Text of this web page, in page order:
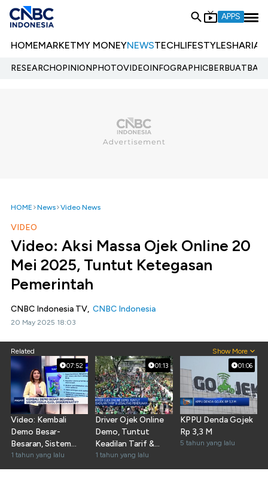
APPS
HOMEMARKETMY MONEYNEWSTECHLIFESTYLESHARIA
RESEARCHOPINIONPHOTOVIDEOINFOGRAPHIC
HOME News Video News
VIDEO
Video: Aksi Massa Ojek Online 20
Mei 2025, Tuntut Ketegasan
Pemerintah
CNBC Indonesia TV, CNBC Indonesia
20 May 2025 18:03
Related Show More
07:52
Video: Kembali
Demo Besar-
Besaran, Sistem
Kerja Ojol
Diskriminatif?
1 tahun yang lalu
01:13
Driver Ojek Online
Demo, Tuntut
Keadilan Tarif &
Legalitas Pekerjaan
1 tahun yang lalu
01:06
KPPU Denda Gojek
Rp 3,3 M
5 tahun yang lalu